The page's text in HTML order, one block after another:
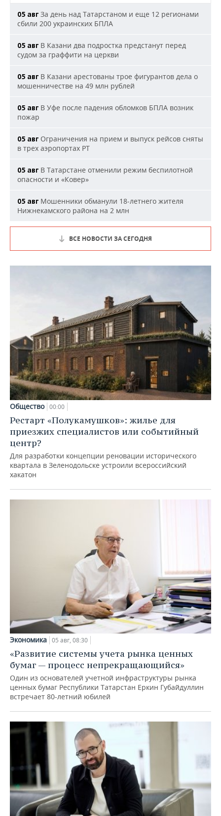
05 авг За день над Татарстаном и еще 12 регионами
сбили 200 украинских БПЛА
05 авг В Казани два подростка предстанут перед
судом за граффити на церкви
05 авг В Казани арестованы трое фигурантов дела о
мошенничестве на 49 млн рублей
05 авг В Уфе после падения обломков БПЛА возник
пожар
05 авг Ограничения на прием и выпуск рейсов сняты
в трех аэропортах РТ
05 авг В Татарстане отменили режим беспилотной
опасности и «Ковер»
05 авг Мошенники обманули 18-летнего жителя
Нижнекамского района на 2 млн
ВСЕ НОВОСТИ ЗА СЕГОДНЯ
Общество 00:00
Рестарт «Полукамушков»: жилье для
приезжих специалистов или событийный
центр?
Для разработки концепции реновации исторического
квартала в Зеленодольске устроили всероссийский
хакатон
Экономика 05 авг, 08:30
«Развитие системы учета рынка ценных
бумаг — процесс непрекращающийся»
Один из основателей учетной инфраструктуры рынка
ценных бумаг Республики Татарстан Еркин Губайдуллин
встречает 80-летний юбилей